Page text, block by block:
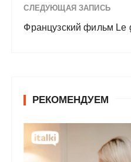
СЛЕДУЮЩАЯ ЗАПИСЬ
Французский фильм Le
РЕКОМЕНДУЕМ